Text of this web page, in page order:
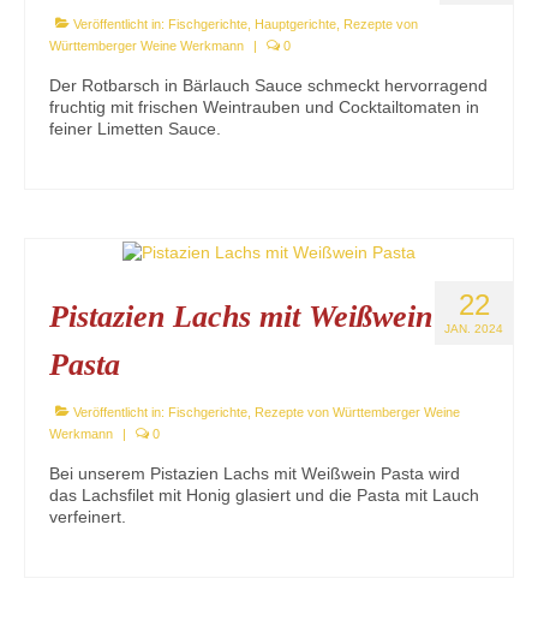
Veröffentlicht in: Fischgerichte Hauptgerichte
Rezepte von
Württemberger Weine Werkmann
0
Der Rotbarsch in Bärlauch Sauce schmeckt hervorragend
fruchtig mit frischen Weintrauben und Cocktailtomaten in
feiner Limetten Sauce.
22
JAN. 2024
Pistazien Lachs mit Weißwein
Pasta
Veröffentlicht in: Fischgerichte Rezepte von Württemberger Weine
Werkmann
| 0
Bei unserem Pistazien Lachs mit Weißwein Pasta wird
das Lachsfilet mit Honig glasiert und die Pasta mit Lauch
verfeinert.